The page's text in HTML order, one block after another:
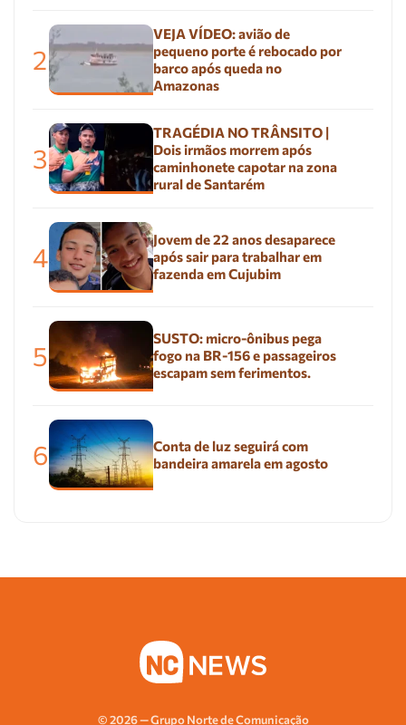
2
VEJA VÍDEO: avião de
pequeno porte é rebocado por
barco após queda no
Amazonas
3
TRAGÉDIA NO TRÂNSITO |
Dois irmãos morrem após
caminhonete capotar na zona
rural de Santarém
4
Jovem de 22 anos desaparece
após sair para trabalhar em
fazenda em Cujubim
5
SUSTO: micro-ônibus pega
fogo na BR-156 e passageiros
escapam sem ferimentos.
6
Conta de luz seguirá com
bandeira amarela em agosto
© 2026 — Grupo Norte de Comunicação